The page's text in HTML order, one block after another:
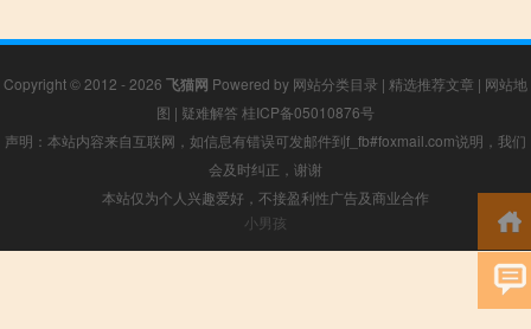
Copyright © 2012 - 2026 飞猫网 Powered by 网站分类目录 | 精选推荐文章 | 网站地
图 | 疑难解答 桂ICP备05010876号
声明：本站内容来自互联网，如信息有错误可发邮件到f_fb#foxmail.com说明，我们
会及时纠正，谢谢
本站仅为个人兴趣爱好，不接盈利性广告及商业合作
小男孩